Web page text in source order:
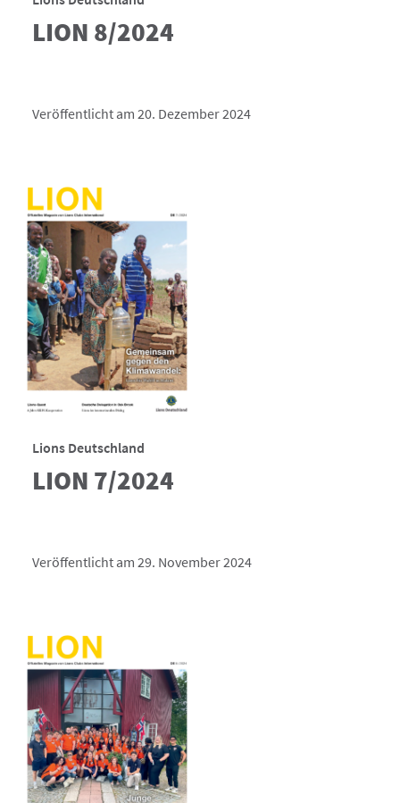
LION 8/2024
Veröffentlicht am 20. Dezember 2024
Lions Deutschland
LION 7/2024
Veröffentlicht am 29. November 2024